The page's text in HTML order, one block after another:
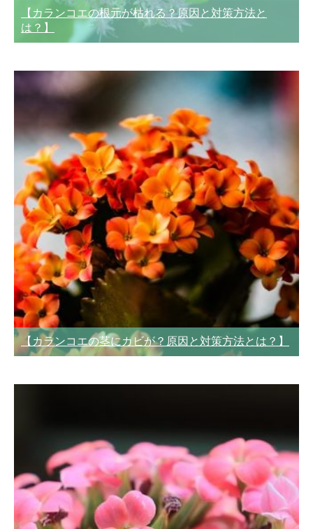
【カランコエの根元が枯れる？原因と対策方法と
は？】
【カランコエの茎にカビが？原因と対策方法とは？】